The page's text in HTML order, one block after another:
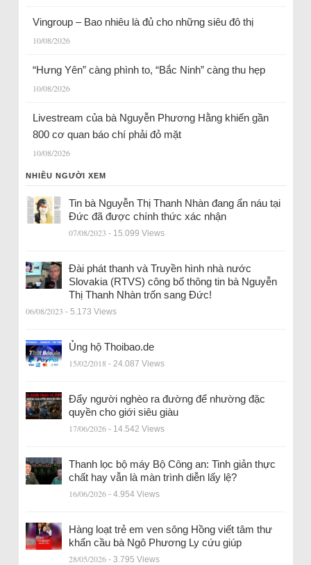
Vingroup – Bao nhiêu là đủ cho những siêu đô thị
10/08/2026
“Hưng Yên” càng phình to, “Bắc Ninh” càng thu hẹp
10/08/2026
Livestream của bà Nguyễn Phương Hằng khiến gần
800 cơ quan báo chí phải đỏ mặt
10/08/2026
NHIỀU NGƯỜI XEM
Tin bà Nguyễn Thị Thanh Nhàn đang ẩn náu tại
Đức đã được chính thức xác nhận
07/08/2023 - 15.099 Views
Đài phát thanh và Truyền hình nhà nước
Slovakia (RTVS) công bố thông tin bà Nguyễn
Thị Thanh Nhàn trốn sang Đức!
06/08/2023 - 5.173 Views
Ủng hộ Thoibao.de
15/02/2018 - 24.087 Views
Đẩy người nghèo ra đường để nhường đặc
quyền cho giới siêu giàu
17/06/2026 - 14.542 Views
Thanh lọc bộ máy Bộ Công an: Tinh giản thực
chất hay vẫn là màn trình diễn lấy lệ?
16/06/2026 - 4.954 Views
Hàng loạt trẻ em ven sông Hồng viết tâm thư
khẩn cầu bà Ngô Phương Ly cứu giúp
28/05/2026 - 3.795 Views